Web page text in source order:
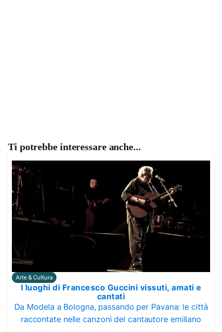
Ti potrebbe interessare anche...
Arte & Cultura
I luoghi di Francesco Guccini vissuti, amati e
cantati
Da Modela a Bologna, passando per Pavana: le città
raccontate nelle canzoni del cantautore emiliano